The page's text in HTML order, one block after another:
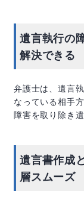
遺言執行の
解決できる
弁護士は、遺言
なっている相手
障害を取り除き
遺言書作成
層スムーズ